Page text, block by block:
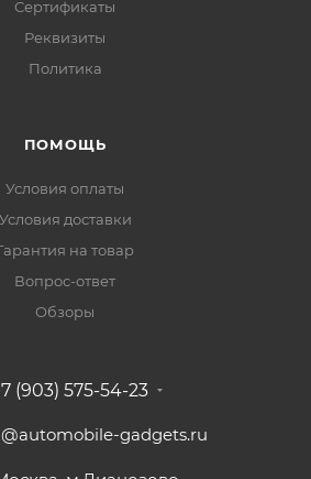
Сертификаты
Реквизиты
Политика
ПОМОЩЬ
Условия оплаты
Условия доставки
на товар
Вопрос-ответ
Обзоры
(903) 575-54-23
gadgets.ru